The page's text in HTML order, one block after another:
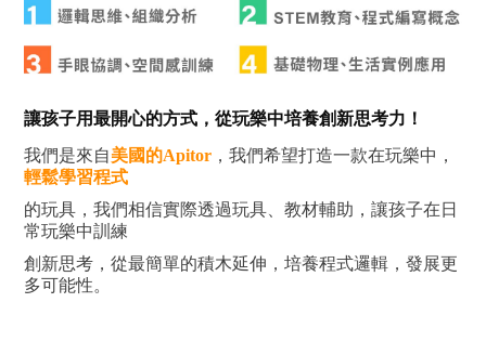
讓孩子用最開心的方式，從玩樂中培養創新思考力！
我們是來自美國的Apitor ，我們希望打造一款在玩樂中，
輕鬆學習程式
的玩具，我們相信實際透過玩具、教材輔助，讓孩子在日
常玩樂中訓練
創新思考，從最簡單的積木延伸，培養程式邏輯，發展更
多可能性。